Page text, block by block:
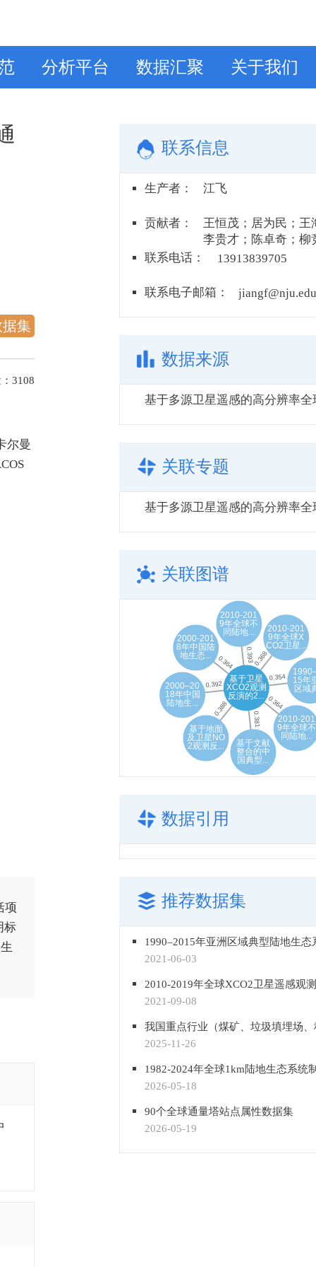
分析平台 数据汇聚 关于我们
集
3108
尔曼
项
标
联系信息
生产者 ： 江飞
贡献者 ：
王恒茂；居为民；王
李贵才；陈卓奇；柳
何维；吴谋松；冯树
联系电话 ： 13913839705
联系电子邮箱 ：
数据来源
关联专题
关联图谱
数据引用
推荐数据集
2021-06-03
2010-2019年全球XCO2卫星遥感观
2021-09-08
2025-11-26
2026-05-18
90个全球通量塔站点属性数据集
2026-05-19